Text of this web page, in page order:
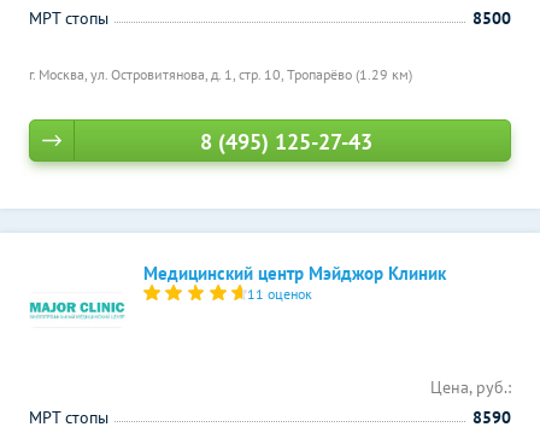
г. Москва, ул. Островитянова, д. 1, стр. 10, Тропарёво (1.29 км)
МРТ стопы
8500
8 (495) 125-27-43
Медицинский центр Мэйджор Клиник
11 оценок
Цена, руб.:
МРТ стопы
8590